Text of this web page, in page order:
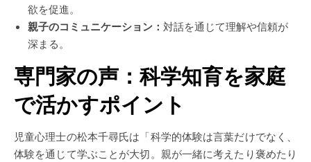
欲を促進。
親子のコミュニケーション： 対話を通じて理解や信頼が
深まる。
専門家の声：科学知育を家庭
で活かすポイント
児童心理士の松本千尋氏は「科学的体験は言葉だけでなく、
体験を通じて学ぶことが大切。親が一緒に考えたり褒めたり